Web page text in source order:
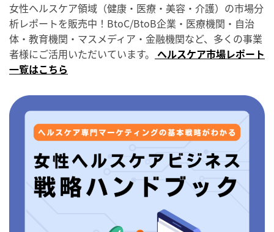
女性ヘルスケア領域（健康・医療・美容・介護）の市場分
析レポートを販売中！BtoC/BtoB企業・医療機関・自治
体・教育機関・マスメディア・金融機関など、多くの事業
者様にご活用いただいています。 ヘルスケア市場レポート
一覧はこちら